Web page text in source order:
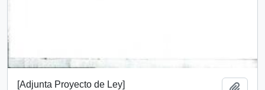
[Adjunta Proyecto de Ley]